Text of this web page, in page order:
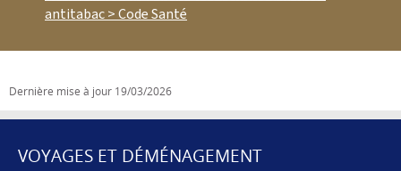
antitabac > Code Santé
Dernière mise à jour 19/03/2026
VOYAGES ET DÉMÉNAGEMENT